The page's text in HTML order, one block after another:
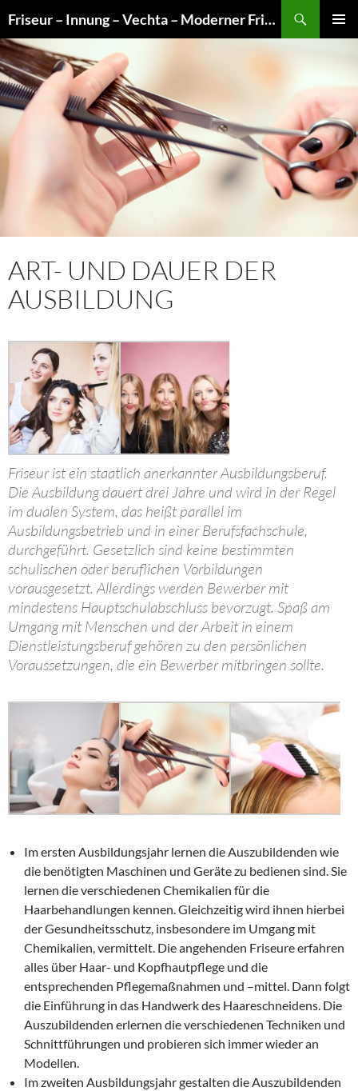
Inhalt
springen
Friseur – Innung – Vechta – Moderner Friseurberuf – Alles – nur nicht alltäglich!
ART- UND DAUER DER
AUSBILDUNG
Friseur ist ein staatlich anerkannter Ausbildungsberuf.
Die Ausbildung dauert drei Jahre und wird in der Regel
im dualen System, das heißt parallel im
Ausbildungsbetrieb und in einer Berufsfachschule,
durchgeführt. Gesetzlich sind keine bestimmten
schulischen oder beruflichen Vorbildungen
vorausgesetzt. Allerdings werden Bewerber mit
mindestens Hauptschulabschluss bevorzugt. Spaß am
Umgang mit Menschen und der Arbeit in einem
Dienstleistungsberuf gehören zu den persönlichen
Voraussetzungen, die ein Bewerber mitbringen sollte.
Im ersten Ausbildungsjahr lernen die Auszubildenden wie
die benötigten Maschinen und Geräte zu bedienen sind. Sie
lernen die verschiedenen Chemikalien für die
Haarbehandlungen kennen. Gleichzeitig wird ihnen hierbei
der Gesundheitsschutz, insbesondere im Umgang mit
Chemikalien, vermittelt. Die angehenden Friseure erfahren
alles über Haar- und Kopfhautpflege und die
entsprechenden Pflegemaßnahmen und –mittel. Dann folgt
die Einführung in das Handwerk des Haareschneidens. Die
Auszubildenden erlernen die verschiedenen Techniken und
Schnittführungen und probieren sich immer wieder an
Modellen.
Im zweiten Ausbildungsjahr gestalten die Auszubildenden